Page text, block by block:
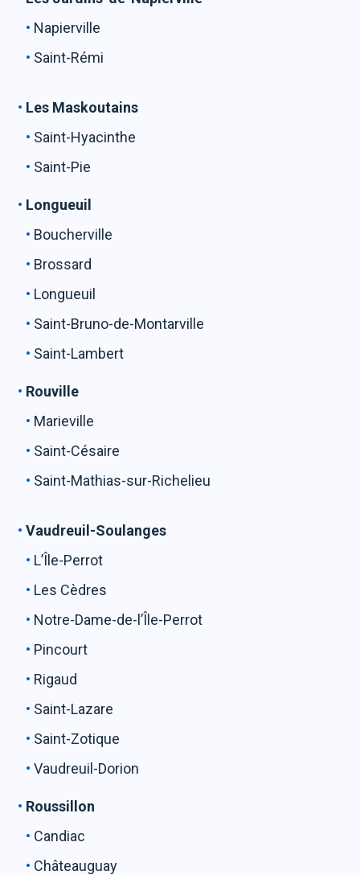
Napierville
Saint-Rémi
Les Maskoutains
Saint-Hyacinthe
Saint-Pie
Longueuil
Boucherville
Brossard
Longueuil
Saint-Bruno-de-Montarville
Saint-Lambert
Rouville
Marieville
Saint-Césaire
Saint-Mathias-sur-Richelieu
Vaudreuil-Soulanges
L’Île-Perrot
Les Cèdres
Notre-Dame-de-l’Île-Perrot
Pincourt
Rigaud
Saint-Lazare
Saint-Zotique
Vaudreuil-Dorion
Roussillon
Candiac
Châteauguay